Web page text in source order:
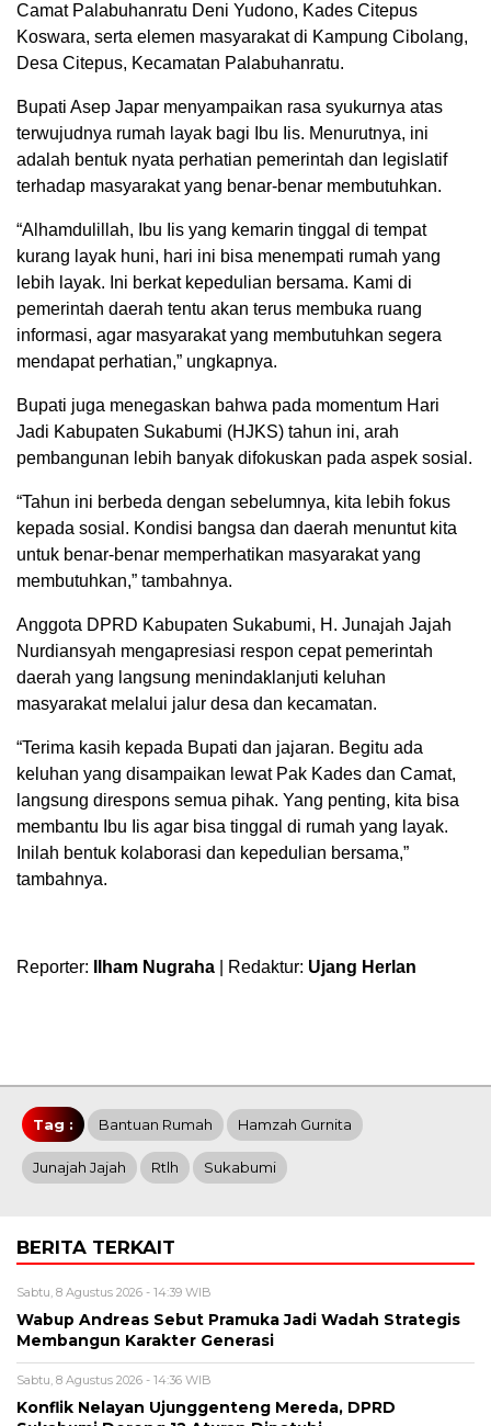
Camat Palabuhanratu Deni Yudono, Kades Citepus
Koswara, serta elemen masyarakat di Kampung Cibolang,
Desa Citepus, Kecamatan Palabuhanratu.
Bupati Asep Japar menyampaikan rasa syukurnya atas
terwujudnya rumah layak bagi Ibu Iis. Menurutnya, ini
adalah bentuk nyata perhatian pemerintah dan legislatif
terhadap masyarakat yang benar-benar membutuhkan.
“Alhamdulillah, Ibu Iis yang kemarin tinggal di tempat
kurang layak huni, hari ini bisa menempati rumah yang
lebih layak. Ini berkat kepedulian bersama. Kami di
pemerintah daerah tentu akan terus membuka ruang
informasi, agar masyarakat yang membutuhkan segera
mendapat perhatian,” ungkapnya.
Bupati juga menegaskan bahwa pada momentum Hari
Jadi Kabupaten Sukabumi (HJKS) tahun ini, arah
pembangunan lebih banyak difokuskan pada aspek sosial.
“Tahun ini berbeda dengan sebelumnya, kita lebih fokus
kepada sosial. Kondisi bangsa dan daerah menuntut kita
untuk benar-benar memperhatikan masyarakat yang
membutuhkan,” tambahnya.
Anggota DPRD Kabupaten Sukabumi, H. Junajah Jajah
Nurdiansyah mengapresiasi respon cepat pemerintah
daerah yang langsung menindaklanjuti keluhan
masyarakat melalui jalur desa dan kecamatan.
“Terima kasih kepada Bupati dan jajaran. Begitu ada
keluhan yang disampaikan lewat Pak Kades dan Camat,
langsung direspons semua pihak. Yang penting, kita bisa
membantu Ibu Iis agar bisa tinggal di rumah yang layak.
Inilah bentuk kolaborasi dan kepedulian bersama,”
tambahnya.
Reporter: Ilham Nugraha | Redaktur: Ujang Herlan
Tag : Bantuan Rumah Hamzah Gurnita
Junajah Jajah Rtlh Sukabumi
BERITA TERKAIT
Sabtu, 8 Agustus 2026 - 14:39 WIB
Wabup Andreas Sebut Pramuka Jadi Wadah Strategis
Membangun Karakter Generasi ‎
Sabtu, 8 Agustus 2026 - 14:36 WIB
Konflik Nelayan Ujunggenteng Mereda, DPRD